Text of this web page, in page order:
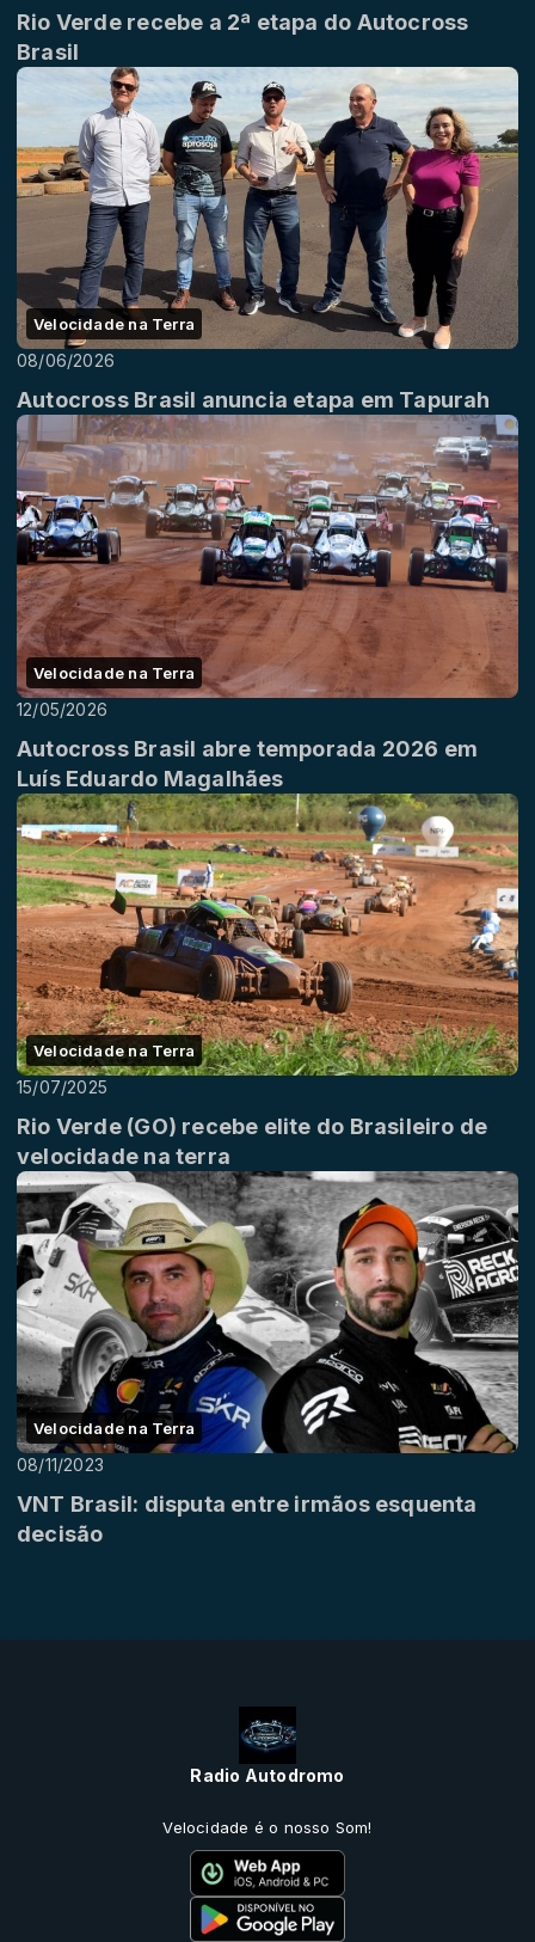
Rio Verde recebe a 2ª etapa do Autocross
Brasil
Velocidade na Terra
08/06/2026
Autocross Brasil anuncia etapa em Tapurah
Velocidade na Terra
12/05/2026
Autocross Brasil abre temporada 2026 em
Luís Eduardo Magalhães
Velocidade na Terra
15/07/2025
Rio Verde (GO) recebe elite do Brasileiro de
velocidade na terra
Velocidade na Terra
08/11/2023
VNT Brasil: disputa entre irmãos esquenta
decisão
Radio Autodromo
Velocidade é o nosso Som!